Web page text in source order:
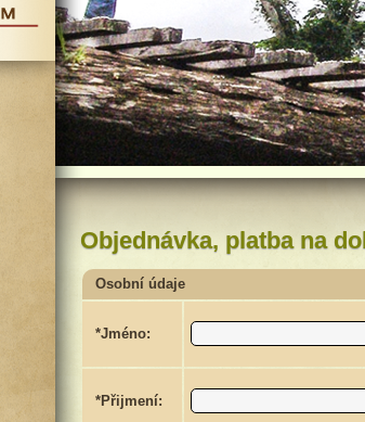
Objednávka, platba na
Osobní údaje
*Jméno:
*Přijmení: